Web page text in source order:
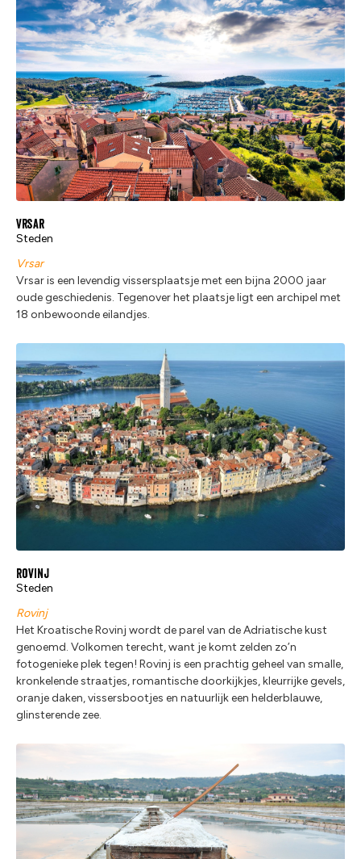
Vrsar
Steden
Vrsar
Vrsar is een levendig vissersplaatsje met een bijna 2000 jaar
oude geschiedenis. Tegenover het plaatsje ligt een archipel met
18 onbewoonde eilandjes.
Rovinj
Steden
Rovinj
Het Kroatische Rovinj wordt de parel van de Adriatische kust
genoemd. Volkomen terecht, want je komt zelden zo’n
fotogenieke plek tegen! Rovinj is een prachtig geheel van smalle,
kronkelende straatjes, romantische doorkijkjes, kleurrijke gevels,
oranje daken, vissersbootjes en natuurlijk een helderblauwe,
glinsterende zee.